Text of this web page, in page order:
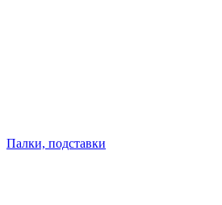
Палки, подставки